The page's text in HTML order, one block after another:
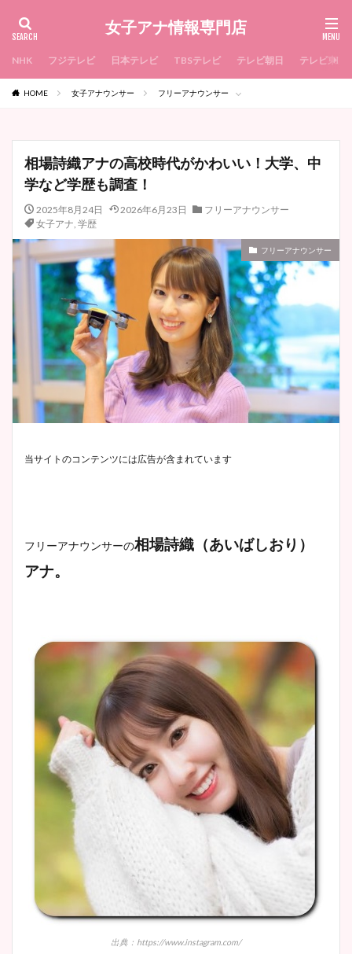
女子アナ情報専門店
NHK フジテレビ 日本テレビ TBSテレビ テレビ朝日 テレビ東京
HOME 女子アナウンサー フリーアナウンサー
相場詩織アナの高校時代がかわいい！大学、中
学など学歴も調査！
2025年8月24日 2026年6月23日
フリーアナウンサー
女子アナ, 学歴
フリーアナウンサー
当サイトのコンテンツには広告が含まれています
フリーアナウンサーの相場詩織（あいばしおり）
アナ。
出典：https://www.instagram.com/